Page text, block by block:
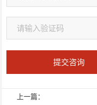
提交咨询
上一篇：